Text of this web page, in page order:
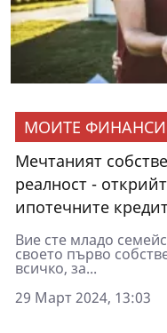
МОИТЕ ФИНАНСИ
Мечтаният
реалност -
ипотечните
Вие сте младо
своето първо
всичко, за...
29 Март 2024, 13:03